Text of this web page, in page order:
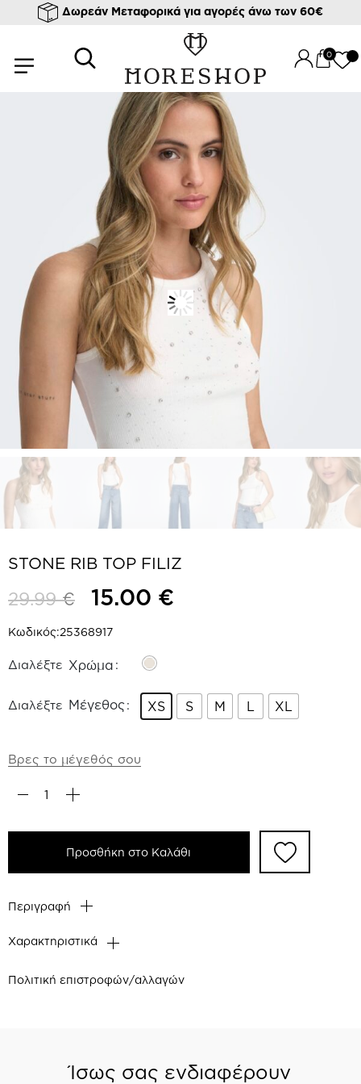
Δωρεάν Μεταφορικά για αγορές άνω των 60€
0
/ STONE RIB TOP FILIZ
STONE RIB TOP FILIZ
Κωδικός:25368917
29.99€ 15.00 €
Χαρακτηριστικά
Πολιτική επιστροφών/αλλαγών
Περιγραφή
Χρώμα
Μέγεθος XS S M L XL
Βρες το μέγεθός σου
Προσθήκη στο Καλάθι
Ίσως σας ενδιαφέρουν